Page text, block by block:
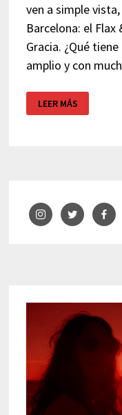
ven a simple
Barcelona: el Flax
Gracia. ¿Qué
amplio y con
&
KALE
LEER MÁS